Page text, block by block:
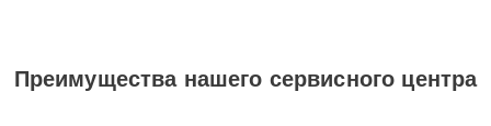
службы заботы о клиентах. Для расчета итоговой
стоимости ремонта парогенератора достаточно
Преимущества нашего сервисного центра